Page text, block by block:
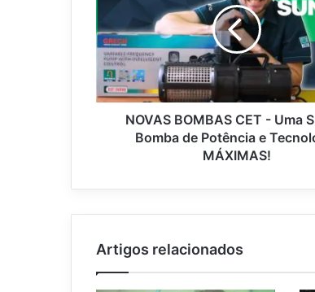
NOVAS BOMBAS CET - Uma
Bomba de Potência e
MÁXIMAS!
Artigos relacionados